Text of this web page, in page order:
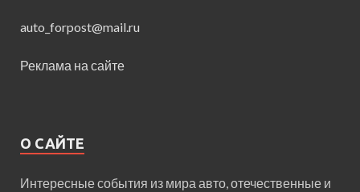
auto_forpost@mail.ru
Реклама на сайте
О САЙТЕ
Интересные события из мира авто, отечественные и